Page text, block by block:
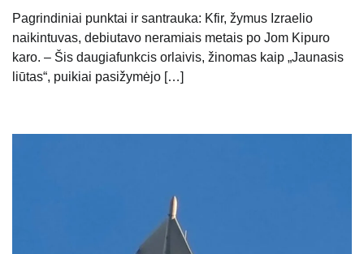
Pagrindiniai punktai ir santrauka: Kfir, žymus Izraelio
naikintuvas, debiutavo neramiais metais po Jom Kipuro
karo. – Šis daugiafunkcis orlaivis, žinomas kaip „Jaunasis
liūtas“, puikiai pasižymėjo […]